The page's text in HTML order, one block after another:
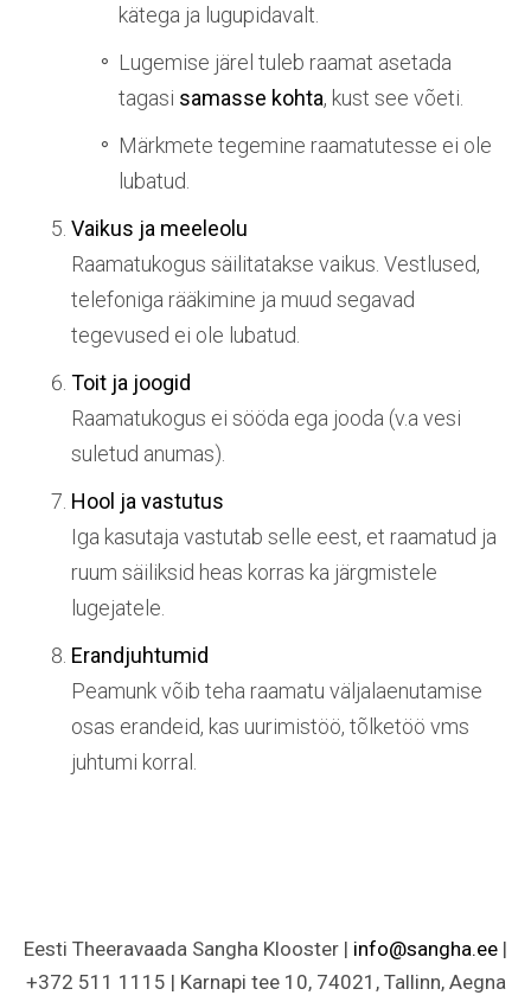
kätega ja lugupidavalt.
Lugemise järel tuleb raamat asetada
tagasi samasse kohta, kust see võeti.
Märkmete tegemine raamatutesse ei ole
lubatud.
Vaikus ja meeleolu
Raamatukogus säilitatakse vaikus. Vestlused,
telefoniga rääkimine ja muud segavad
tegevused ei ole lubatud.
Toit ja joogid
Raamatukogus ei sööda ega jooda (v.a vesi
suletud anumas).
Hool ja vastutus
Iga kasutaja vastutab selle eest, et raamatud ja
ruum säiliksid heas korras ka järgmistele
lugejatele.
Erandjuhtumid
Peamunk võib teha raamatu väljalaenutamise
osas erandeid, kas uurimistöö, tõlketöö vms
juhtumi korral.
Eesti Theeravaada Sangha Klooster | info@sangha.ee |
+372 511 1115 | Karnapi tee 10, 74021, Tallinn, Aegna